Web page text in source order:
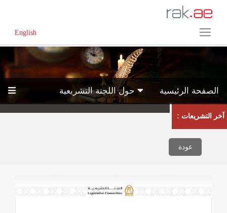
English
الصفحة الرئيسية حول اللجنة التشريعية
آخر التشريعات :
عودة